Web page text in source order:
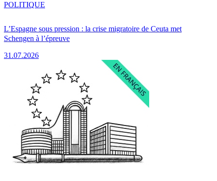
L’Espagne sous pression : la crise migratoire de Ceuta met
Schengen à l’épreuve
31.07.2026
POLITIQUE